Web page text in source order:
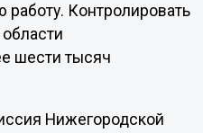
работу. Контролировать
шести тысяч
Нижегородской